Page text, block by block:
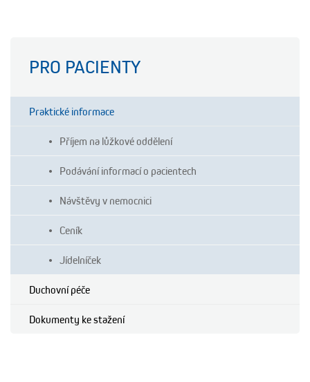
PRO PACIENTY
Praktické informace
Příjem na lůžkové oddělení
Podávání informací o pacientech
Návštěvy v nemocnici
Ceník
Jídelníček
Duchovní péče
Dokumenty ke stažení